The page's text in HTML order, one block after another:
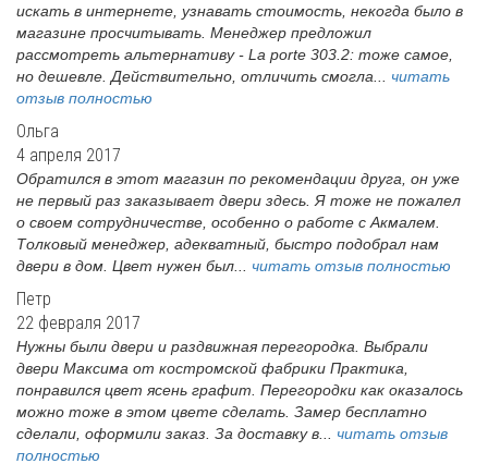
искать в интернете, узнавать стоимость, некогда было в
магазине просчитывать. Менеджер предложил
рассмотреть альтернативу - La porte 303.2: тоже самое,
но дешевле. Действительно, отличить смогла... читать
отзыв полностью
Ольга
4 апреля 2017
Обратился в этот магазин по рекомендации друга, он уже
не первый раз заказывает двери здесь. Я тоже не пожалел
о своем сотрудничестве, особенно о работе с Акмалем.
Толковый менеджер, адекватный, быстро подобрал нам
двери в дом. Цвет нужен был... читать отзыв полностью
Петр
22 февраля 2017
Нужны были двери и раздвижная перегородка. Выбрали
двери Максима от костромской фабрики Практика,
понравился цвет ясень графит. Перегородки как оказалось
можно тоже в этом цвете сделать. Замер бесплатно
сделали, оформили заказ. За доставку в... читать отзыв
полностью